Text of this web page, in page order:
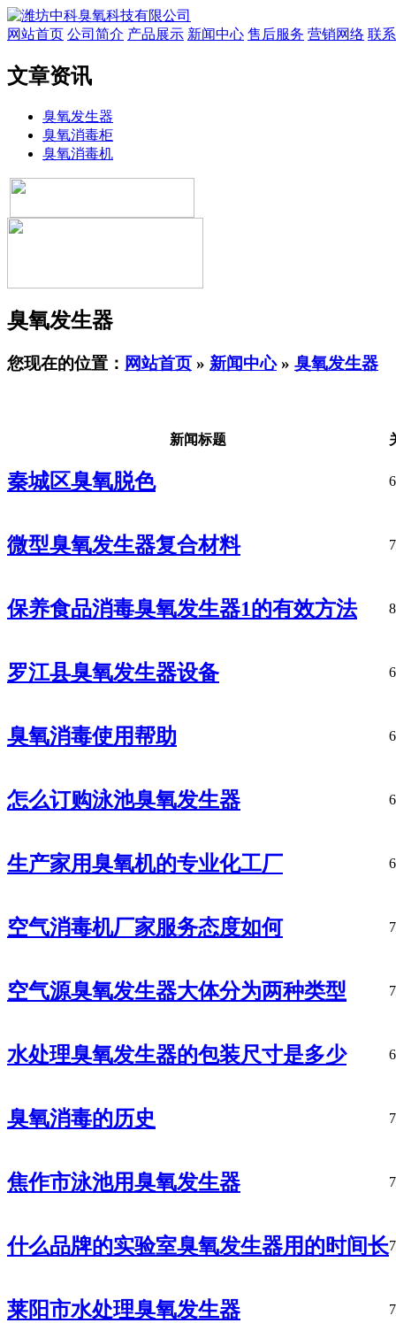
网站首页 公司简介 产品展示 新闻中心 售后服务 营销网络 联
文章资讯
臭氧发生器
臭氧消毒柜
臭氧消毒机
臭氧发生器
您现在的位置： 网站首页 » 新闻中心» 臭氧发生器
新闻标题
秦城区臭氧脱色
微型臭氧发生器复合材料
保养食品消毒臭氧发生器1的有效方法
罗江县臭氧发生器设备
臭氧消毒使用帮助
怎么订购泳池臭氧发生器
生产家用臭氧机的专业化工厂
空气消毒机厂家服务态度如何
空气源臭氧发生器大体分为两种类型
水处理臭氧发生器的包装尺寸是多少
臭氧消毒的历史
焦作市泳池用臭氧发生器
什么品牌的实验室臭氧发生器用的时间长
莱阳市水处理臭氧发生器